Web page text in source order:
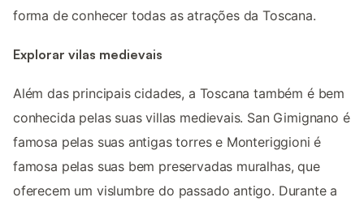
forma de conhecer todas as atrações da Toscana.
Explorar vilas medievais
Além das principais cidades, a Toscana também é bem
conhecida pelas suas villas medievais. San Gimignano é
famosa pelas suas antigas torres e Monteriggioni é
famosa pelas suas bem preservadas muralhas, que
oferecem um vislumbre do passado antigo. Durante a